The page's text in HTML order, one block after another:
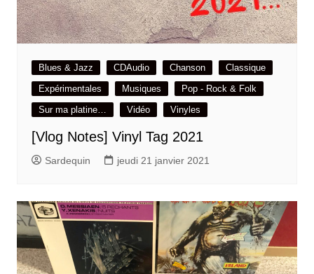
Blues & Jazz CDAudio Chanson
Classique
Expérimentales
Musiques
Pop - Rock & Folk
Sur ma platine…
Vidéo Vinyles
[Vlog Notes] Vinyl Tag 2021
Sardequin jeudi 21 janvier 2021